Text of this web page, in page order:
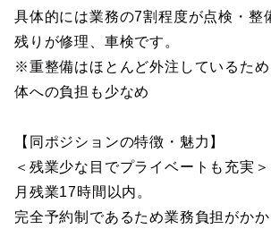
具体的には業務の7割程度が点検・整
残りが修理、車検です。
※重整備はほとんど外注しているため
体への負担も少なめ
【同ポジションの特徴・魅力】
＜残業少な目でプライベートも充実＞
月残業17時間以内。
完全予約制であるため業務負担がかか